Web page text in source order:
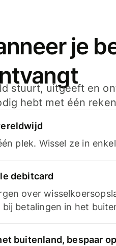
je
stuurt, uitgeeft en
hebt met één
plek. Wissel ze in
debitcard
over
betalingen in het
buitenland, bespaar